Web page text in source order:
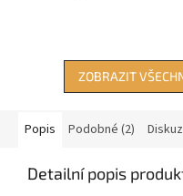
ZOBRAZIT
Popis Podobné (2)
Detailní popis